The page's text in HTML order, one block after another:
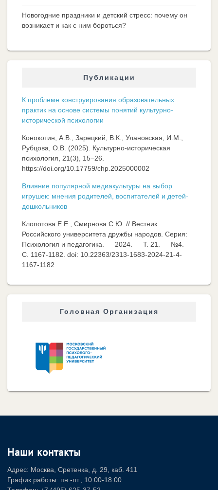
Новогодние праздники и детский стресс: почему он
возникает и как с ним бороться?
Публикации
К проблеме конструирования образовательных
практик на основе системы понятий культурно-
исторической психологии
Конокотин, А.В., Зарецкий, В.К., Улановская, И.М.,
Рубцова, О.В. (2025). Культурно-историческая
психология, 21(3), 15–26.
https://doi.org/10.17759/chp.2025000002
Влияние популярной медиакультуры на выбор
игрушек: мнения родителей, воспитателей и детей-
дошкольников
Клопотова Е.Е., Смирнова С.Ю. // Вестник
Российского университета дружбы народов. Серия:
Психология и педагогика. — 2024. — Т. 21. — №4. —
C. 1167-1182. doi: 10.22363/2313-1683-2024-21-4-
1167-1182
Головная Организация
Наши контакты
Адрес: Москва, Сретенка, д. 29, каб. 411
График работы: пн.-пт., 10:00-18:00